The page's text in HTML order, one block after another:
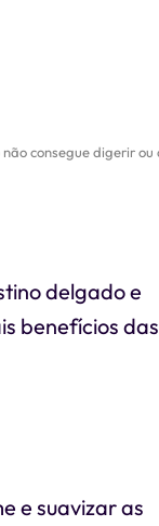
consegue digerir
delgado e
benefícios das
e suavizar as